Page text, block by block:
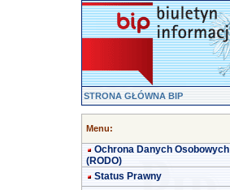
STRONA GŁÓWNA BIP
Menu:
Ochrona Danych Osobowych
(RODO)
Status Prawny